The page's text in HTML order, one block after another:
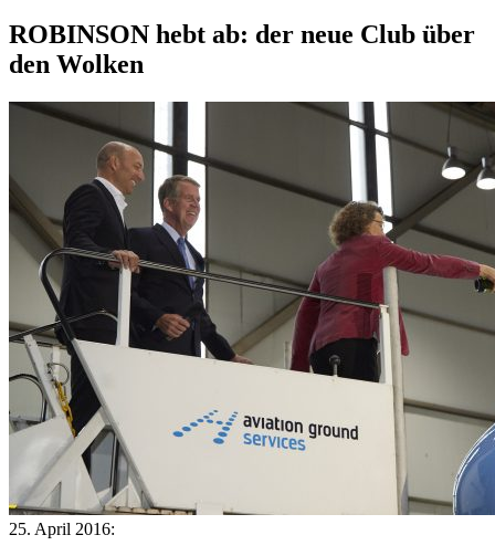
ROBINSON hebt ab: der neue Club über
den Wolken
25. April 2016: